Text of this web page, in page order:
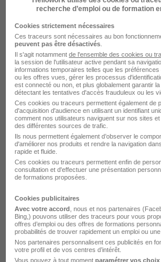
Assistant Unité H/F
EPNAK
Saint-Laurent-du-Maroni - 973
Voir l’offre
Educateur Specialise Pôle
Scolarité Saint-Laurent-
recherche d’emploi ou de formation
Cookies strictement nécessaires
Ces traceurs sont nécessaires au bon
peuvent pas être désactivés
Il s'agit notamment de l'ensemble des cookies ou
la session de l'utilisateur active pendant sa
informations temporaires telles que les
ou les offres vues, gérer les processus
est connecté ou non, et plus globalement garantir
détectant les tentatives d'accès frauduleux ou les
Ces cookies ou traceurs permettent également de
d'acquisition d'audience en utilisant un identifiant
comment nos utilisateurs naviguent sur nos sites
des différentes sources de trafic.
Ils nous permettent également d’observer le
d'améliorer nos produits et rendre la navigation
rapide et fluide.
Ces cookies ou traceurs permettent enfin de
consultation et d'effectuer une présentation
de formations proposées.
Cookies publicitaires
Avec votre accord , nous et nos partenaires
Bing,) pouvons utiliser des traceurs pour vous
offres d’emploi ou des offres de formations
probabilités de trouver rapidement un emploi ou une
Nos partenaires personnalisent ces publicités en
votre profil et de vos centres d’intérêt.
Vous pouvez à tout moment paramétrer vos choix